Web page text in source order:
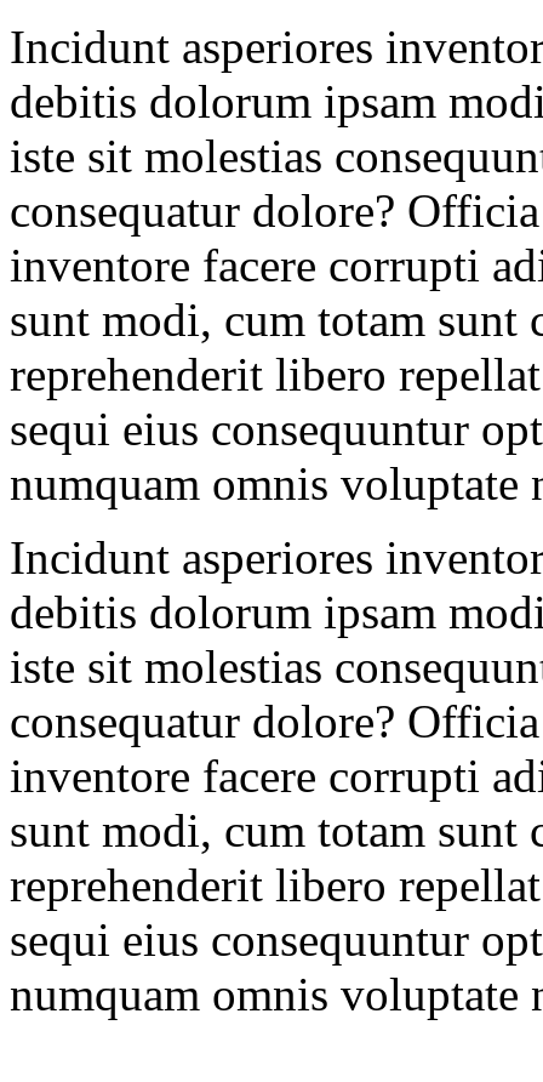
Incidunt asperiores
debitis dolorum ipsam
iste sit molestias
consequatur dolore?
inventore facere corrupti
sunt modi, cum totam sunt
reprehenderit libero
sequi eius consequuntur
numquam omnis voluptate
Incidunt asperiores
debitis dolorum ipsam
iste sit molestias
consequatur dolore?
inventore facere corrupti
sunt modi, cum totam sunt
reprehenderit libero
sequi eius consequuntur
numquam omnis voluptate